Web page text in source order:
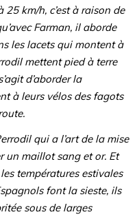
km/h, c’est à raison de
Farman, il aborde
les lacets qui montent à
mettent pied à terre
d’aborder la
à leurs vélos des fagots
qui a l’art de la mise
un maillot sang et or. Et
températures estivales
font la sieste, ils
sous de larges